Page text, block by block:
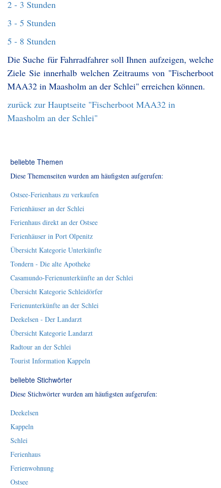
2 - 3 Stunden
3 - 5 Stunden
5 - 8 Stunden
Die Suche für Fahrradfahrer soll Ihnen aufzeigen, welche
Ziele Sie innerhalb welchen Zeitraums von "Fischerboot
MAA32 in Maasholm an der Schlei" erreichen können.
zurück zur Hauptseite "Fischerboot MAA32 in
Maasholm an der Schlei"
beliebte Themen
Diese Themenseiten wurden am häufigsten aufgerufen:
Ostsee-Ferienhaus zu verkaufen
Ferienhäuser an der Schlei
Ferienhaus direkt an der Ostsee
Ferienhäuser in Port Olpenitz
Übersicht Kategorie Unterkünfte
Tondern - Die alte Apotheke
Casamundo-Ferienunterkünfte an der Schlei
Übersicht Kategorie Schleidörfer
Ferienunterkünfte an der Schlei
Deekelsen - Der Landarzt
Übersicht Kategorie Landarzt
Radtour an der Schlei
Tourist Information Kappeln
beliebte Stichwörter
Diese Stichwörter wurden am häufigsten aufgerufen:
Deekelsen
Kappeln
Schlei
Ferienhaus
Ferienwohnung
Ostsee